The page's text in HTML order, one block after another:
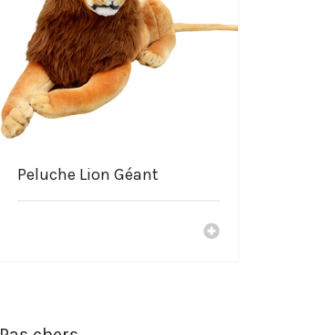
Peluche Lion Géant